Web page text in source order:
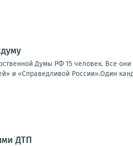
Думы РФ 15 человек. Все
и «Справедливой России».Один
ДТП